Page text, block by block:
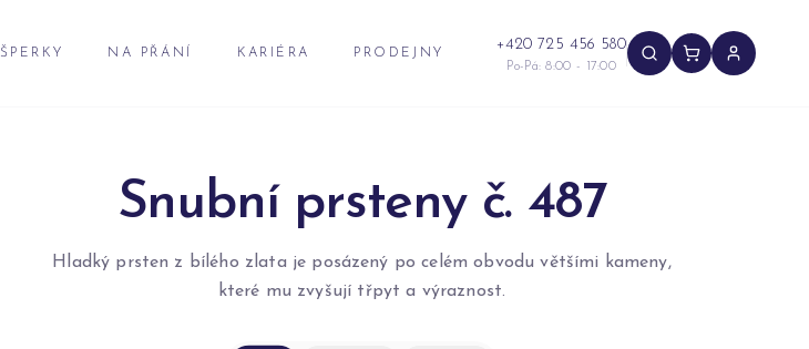
ŠPERKY NA PŘÁNÍ KARIÉRA PRODEJNY +420 725 456 580
Po-Pá: 8:00 - 17:00
Snubní prsteny č. 487
Hladký prsten z bílého zlata je posázený po celém obvodu většími kameny,
které mu zvyšují třpyt a výraznost.